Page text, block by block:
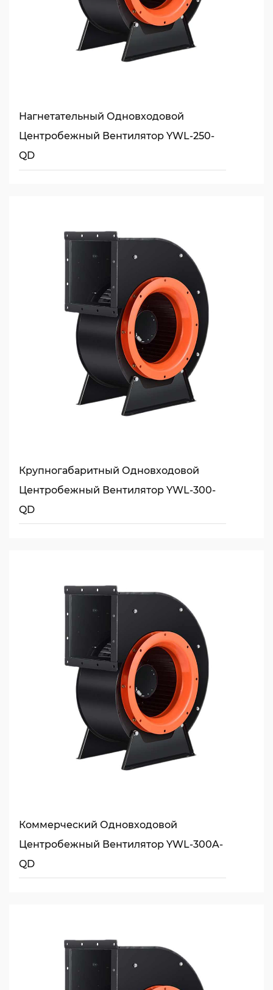
Нагнетательный Одновходовой
Центробежный Вентилятор YWL-250-
QD
Крупногабаритный Одновходовой
Центробежный Вентилятор YWL-300-
QD
Коммерческий Одновходовой
Центробежный Вентилятор YWL-300A-
QD